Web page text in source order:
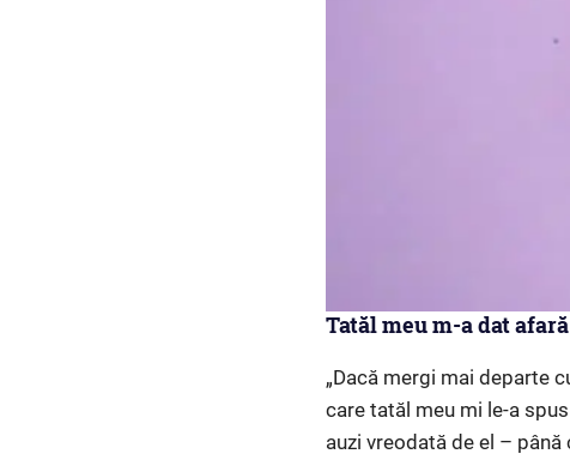
Tatăl meu m-a dat
„Dacă mergi mai departe
care tatăl meu mi le-a
auzi vreodată de el –